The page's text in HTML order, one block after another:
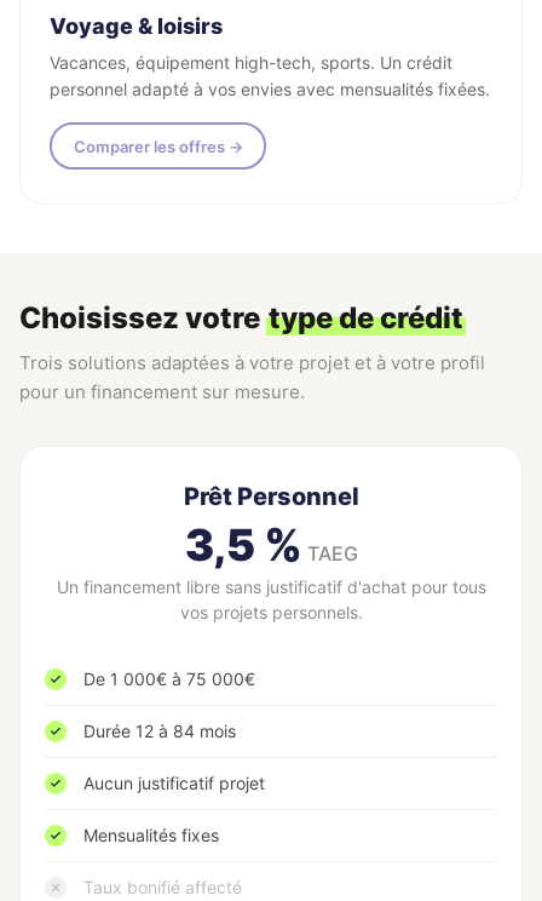
Voyage & loisirs
Vacances, équipement high-tech, sports. Un crédit
personnel adapté à vos envies avec mensualités fixées.
Comparer les offres →
Choisissez votre type de crédit
Trois solutions adaptées à votre projet et à votre profil
pour un financement sur mesure.
Prêt Personnel
3,5 % TAEG
Un financement libre sans justificatif d'achat pour tous
vos projets personnels.
De 1 000€ à 75 000€
Durée 12 à 84 mois
Aucun justificatif projet
Mensualités fixes
Taux bonifié affecté